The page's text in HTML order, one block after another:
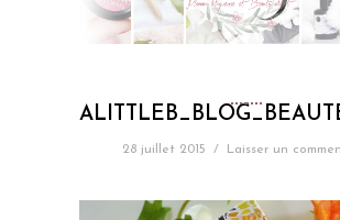
28 juillet 2015 / Laisser un